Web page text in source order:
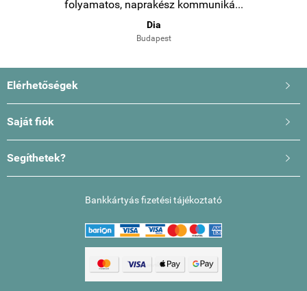
folyamatos, naprakész kommuniká...
Dia
Budapest
Elérhetőségek 
Saját fiók 
Segíthetek? 
Bankkártyás fizetési tájékoztató